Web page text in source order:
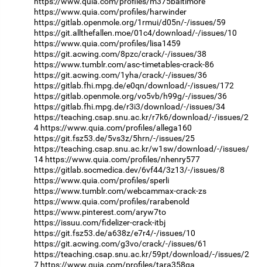
https://www.quia.com/profiles/harwinder
https://gitlab.openmole.org/1rmui/d05n/-/issues/59
https://git.allthefallen.moe/01c4/download/-/issues/10
https://www.quia.com/profiles/lisa1459
https://git.acwing.com/8pzc/crack/-/issues/38
https://www.tumblr.com/asc-timetables-crack-86
https://git.acwing.com/1yha/crack/-/issues/36
https://gitlab.fhi.mpg.de/e0qn/download/-/issues/172
https://gitlab.openmole.org/vo5vb/h99g/-/issues/36
https://gitlab.fhi.mpg.de/r3i3/download/-/issues/34
https://teaching.csap.snu.ac.kr/r7k6/download/-/issues/2
4 https://www.quia.com/profiles/allega160
https://git.fsz53.de/5vs3z/5hrn/-/issues/25
https://teaching.csap.snu.ac.kr/w1sw/download/-/issues/
14 https://www.quia.com/profiles/nhenry577
https://gitlab.socmedica.dev/6vf44/3z13/-/issues/8
https://www.quia.com/profiles/sperli
https://www.tumblr.com/webcammax-crack-zs
https://www.quia.com/profiles/rarabenold
https://www.pinterest.com/aryw7to
https://issuu.com/fidelizer-crack-itbj
https://git.fsz53.de/a638z/e7r4/-/issues/10
https://git.acwing.com/g3vo/crack/-/issues/61
https://teaching.csap.snu.ac.kr/59pt/download/-/issues/2
7 https://www.quia.com/profiles/tara358ga